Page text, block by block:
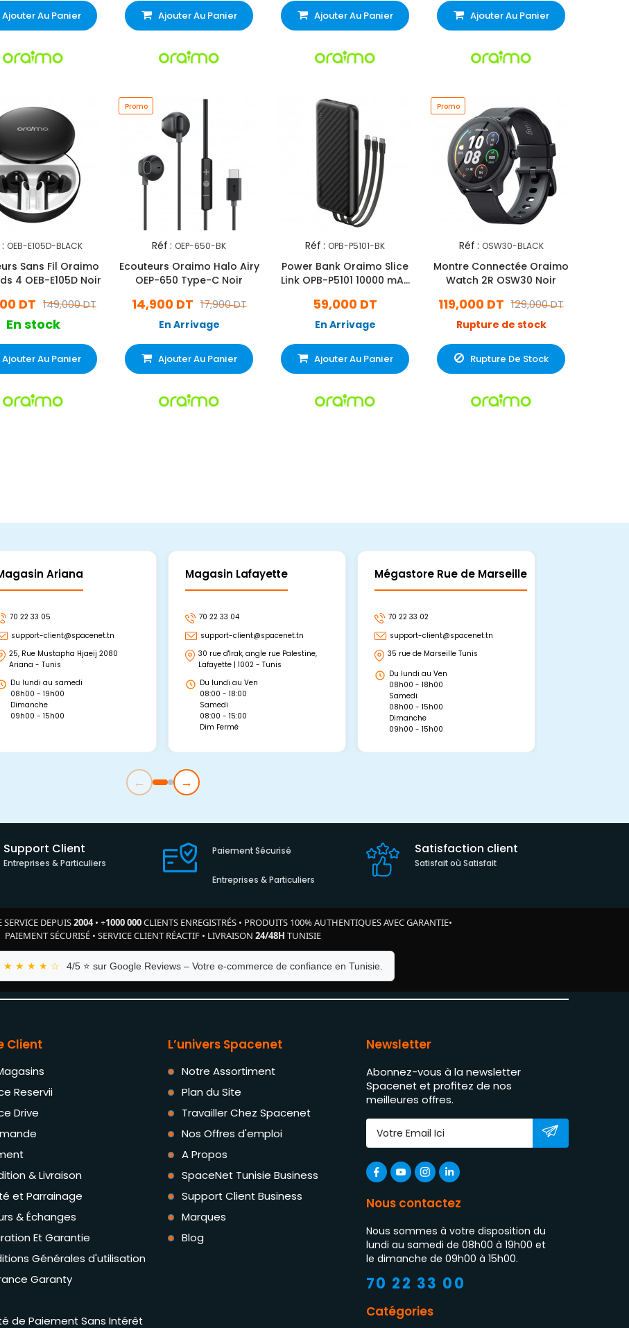
Ajouter Au Panier Ajouter Au Panier Ajouter Au Panier Ajouter Au Panier
OEB-E105D-BLACK
Sans Fil Oraimo
4 OEB-E105D Noir
149,000 DT
DT
En stock
Ajouter Au Panier
Promo
Réf : OEP-650-BK
Ecouteurs Oraimo Halo Airy
OEP-650 Type-C Noir
17,900 DT
14,900 DT
En Arrivage
Ajouter Au Panier
Réf : OPB-P5101-BK
Power Bank Oraimo Slice
Link OPB-P5101 10000 mAh
59,000 DT
En Arrivage
Ajouter Au Panier
Promo
Réf : OSW30-BLACK
Montre Connectée Oraimo
Watch 2R OSW30 Noir
129,000 DT
119,000 DT
Rupture de stock
Rupture De Stock
Ariana
70 22 33 05
support-client@spacenet.tn
25, Rue Mustapha Hjaeij 2080
Ariana - Tunis
Du lundi au samedi
08h00 - 19h00
Dimanche
09h00 - 15h00
Magasin Lafayette
70 22 33 04
support-client@spacenet.tn
30 rue d'Irak, angle rue Palestine,
Lafayette | 1002 - Tunis
Du lundi au Ven
08:00 - 18:00
Samedi
08:00 - 15:00
Dim Fermé
Mégastore Rue de Marseille
70 22 33 02
support-client@spacenet.tn
35 rue de Marseille Tunis
Du lundi au Ven
08h00 - 18h00
Samedi
08h00 - 15h00
Dimanche
09h00 - 15h00
← →
Support Client
Entreprises & Particuliers
Paiement Sécurisé
Entreprises & Particuliers
Satisfaction client
Satisfait où Satisfait
DEPUIS2004• +1000 000CLIENTS ENREGISTRÉS• PRODUITS 100% AUTHENTIQUES AVEC GARANTIE•
PAIEMENT SÉCURISÉ • SERVICE CLIENT RÉACTIF • LIVRAISON 24/48H TUNISIE
★ ★ ★ ★ ☆ 4/5 ⭐ sur Google Reviews – Votre e-commerce de confiance en Tunisie.
Client
Reservii
Drive
& Livraison
et Parrainage
& Échanges
Et Garantie
Générales d'utilisation
Garanty
de Paiement Sans Intérêt
L’univers Spacenet
Notre Assortiment
Plan du Site
Travailler Chez Spacenet
Nos Offres d'emploi
A Propos
SpaceNet Tunisie Business
Support Client Business
Marques
Blog
Newsletter
Abonnez-vous à la newsletter
Spacenet et profitez de nos
meilleures offres.
Nous contactez
Nous sommes à votre disposition du
lundi au samedi de 08h00 à 19h00 et
le dimanche de 09h00 à 15h00.
70 22 33 00
Catégories